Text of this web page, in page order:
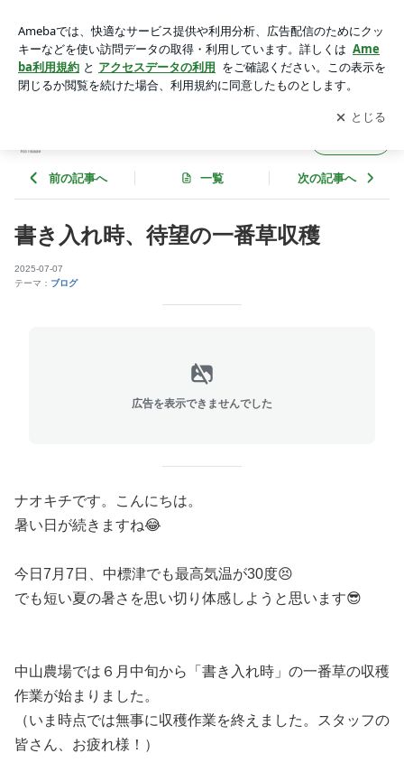
ログ
アプリをダウンロードして ブログの更新通知
を受け取りまし
ょう。
開く
前の記事へ 一覧 次の記事へ
書き入れ時、待望の一番草収穫
2025-07-07
テーマ： ブログ
広告を表示できませんでした
ナオキチです。こんにちは。
暑い日が続きますね😂
今日7月7日、中標津でも最高気温が30度😣
でも短い夏の暑さを思い切り体感しようと思います😎
中山農場では６月中旬から「書き入れ時」の一番草の収穫
作業が始まりました。
（いま時点では無事に収穫作業を終えました。スタッフの
皆さん、お疲れ様！）